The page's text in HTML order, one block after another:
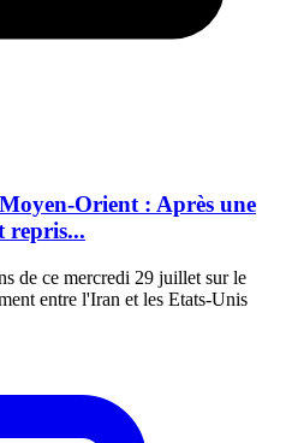
Orient : Après une
repris...
de ce mercredi 29 juillet sur le
entre l'Iran et les Etats-Unis